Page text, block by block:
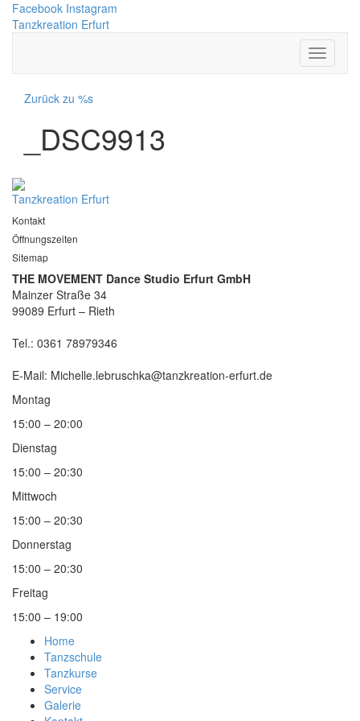
Facebook Instagram
Tanzkreation Erfurt
Zurück zu %s
_DSC9913
Tanzkreation Erfurt
Kontakt
Öffnungszeiten
Sitemap
THE MOVEMENT Dance Studio Erfurt GmbH
Mainzer Straße 34
99089 Erfurt – Rieth
Tel.: 0361 78979346
E-Mail: Michelle.lebruschka@tanzkreation-erfurt.de
Montag
15:00 – 20:00
Dienstag
15:00 – 20:30
Mittwoch
15:00 – 20:30
Donnerstag
15:00 – 20:30
Freitag
15:00 – 19:00
Home
Tanzschule
Tanzkurse
Service
Galerie